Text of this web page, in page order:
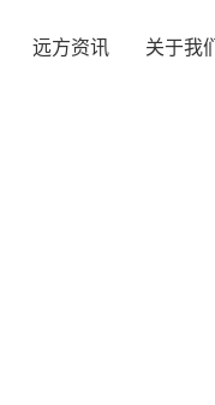
远方资讯 关于我们